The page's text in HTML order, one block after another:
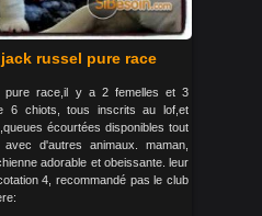
russel pure race
pure race,il y a 2 femelles et 3
6 chiots, tous inscrits au lof,et
écourtées disponibles tout
d'autres animaux. maman,
adorable et obeissante. leur
4, recommandé pas le club